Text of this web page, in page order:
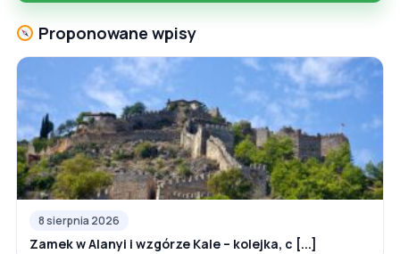
Proponowane wpisy
8 sierpnia 2026
Zamek w Alanyi i wzgórze Kale – kolejka, c [...]